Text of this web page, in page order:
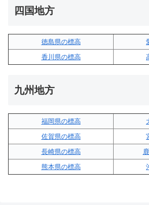
四国地方
徳島県の標高
香川県の標高
九州地方
福岡県の標高
佐賀県の標高
長崎県の標高
熊本県の標高